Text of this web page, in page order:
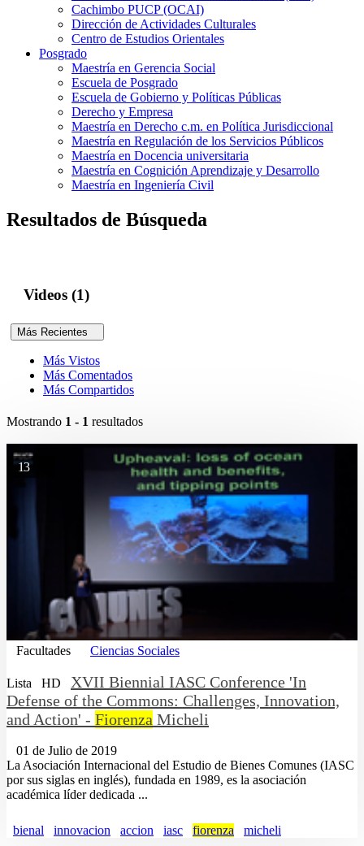
Cachimbo PUCP (OCAI)
Dirección de Actividades Culturales
Centro de Estudios Orientales
Posgrado
Maestría en Gerencia Social
Escuela de Posgrado
Escuela de Gobierno y Políticas Públicas
Derecho y Empresa
Maestría en Derecho c.m. en Política Jurisdiccional
Maestría en Regulación de los Servicios Públicos
Maestría en Docencia universitaria
Maestría en Cognición Aprendizaje y Desarrollo
Maestría en Ingeniería Civil
Resultados de Búsqueda
Videos (1)
Más Recientes
Más Vistos
Más Comentados
Más Compartidos
Mostrando 1 - 1 resultados
13
Facultades Ciencias Sociales
Lista HD
XVII Biennial IASC Conference 'In
Defense of the Commons: Challenges, Innovation,
and Action' - Fiorenza Micheli
01 de Julio de 2019
La Asociación Internacional del Estudio de Bienes Comunes (IASC
por sus siglas en inglés), fundada en 1989, es la asociación
académica líder dedicada ...
bienal innovacion accion iasc fiorenza micheli